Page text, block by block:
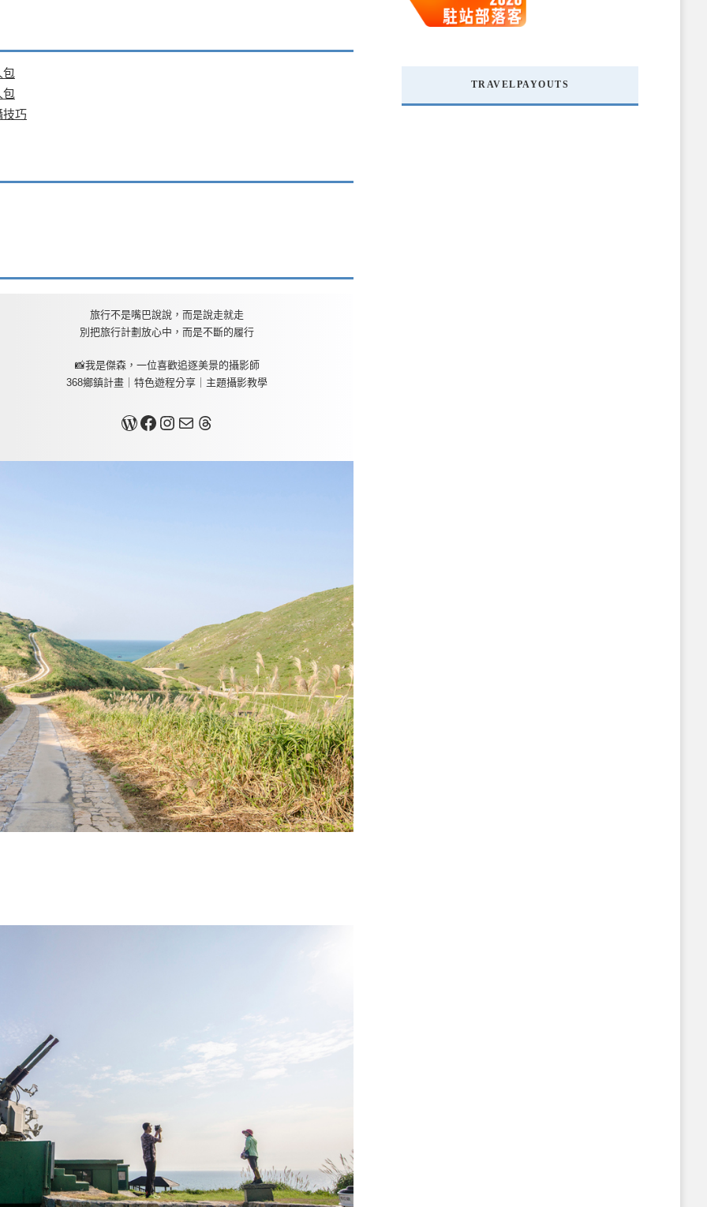
包
包
技巧
旅行不是嘴巴說說，而是說走就走
別把旅行計劃放心中，而是不斷的履行
📸我是傑森，一位喜歡追逐美景的攝影師
368鄉鎮計畫｜特色遊程分享｜主題攝影教學
關於我Facebook InstagramMail Threads
TRAVELPAYOUTS